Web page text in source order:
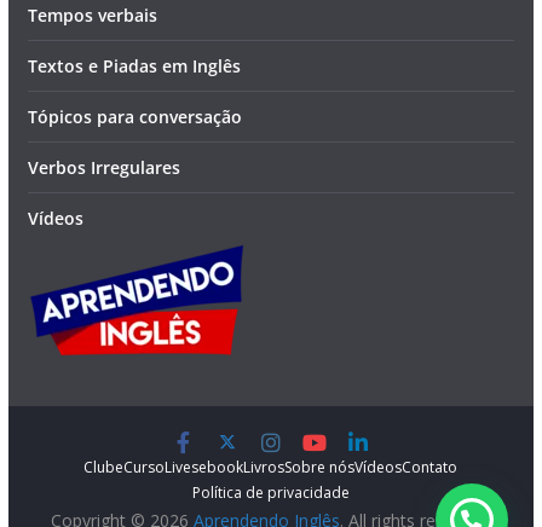
Tempos verbais
Textos e Piadas em Inglês
Tópicos para conversação
Verbos Irregulares
Vídeos
ClubeCursoLivesebookLivrosSobre nósVídeosContato
Política de privacidade
Copyright © 2026 Aprendendo Inglês. All rights reserved.